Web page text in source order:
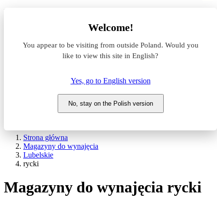
Welcome!
You appear to be visiting from outside Poland. Would you
like to view this site in English?
Yes, go to English version
No, stay on the Polish version
Lokalizacja
Strona główna
Magazyny do wynajęcia
Lubelskie
rycki
Magazyny do wynajęcia rycki